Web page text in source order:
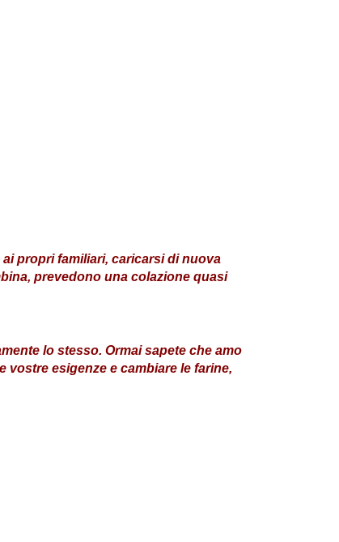
propri familiari, caricarsi di nuova
prevedono una colazione quasi
lo stesso. Ormai sapete che amo
vostre esigenze e cambiare le farine,